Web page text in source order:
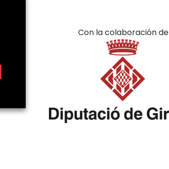
Con la colaboración de